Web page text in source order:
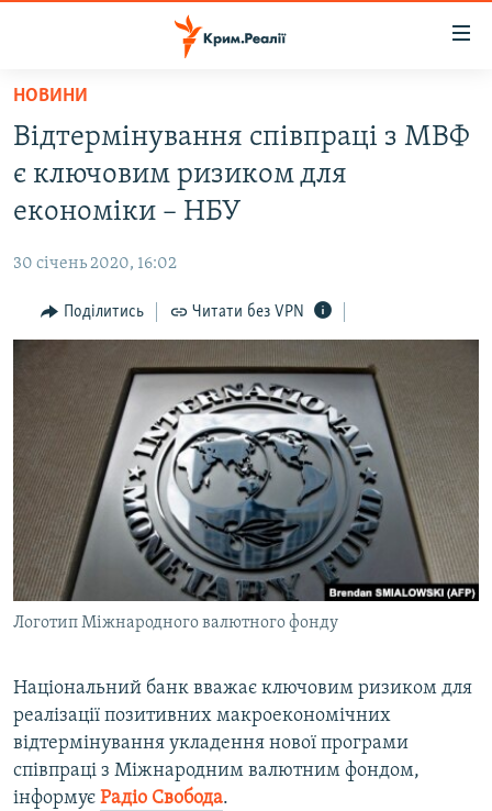
Перейти
основного
матеріалу
до
основної
Перейти
до
ВОДА.КРИМ
ВІДЕО ТА ФОТО
БЛОГИ
ПОГЛЯД
ВСЕ ЗА ДЕНЬ
СПЕЦПРОЕКТИ
ДЕПОРТАЦІЯ
ВІДЕОУРОКИ «ELIFBE»
СВІДЧЕННЯ ОКУПАЦІЇ
УКРАЇНСЬКА ПРОБЛЕМА КРИМУ
ІНФОГРАФІКА
ЯК ОБІЙТИ БЛОКУВАННЯ
Русский
Qırımtatar
ДОЛУЧАЙСЯ!
Усі сайти RFE/RL
НОВИНИ
Відтермінування співпраці з МВФ
є ключовим ризиком для
економіки – НБУ
30 січень 2020, 16:02
Поділитись Читати без VPN
Логотип Міжнародного валютного фонду
Національний банк вважає ключовим ризиком для
реалізації позитивних макроекономічних
відтермінування укладення нової програми
співпраці з Міжнародним валютним фондом,
інформує Радіо Свобода.